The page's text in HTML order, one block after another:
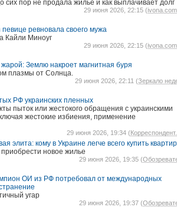
сих пор не продала жилье и как выплачивает долг
29 июня 2026, 22:15 (
ревновала своего мужа
Кайли Миноуг
29 июня 2026, 22:15 (
Землю накроет магнитная буря
плазмы от Солнца.
29 июня 2026, 22:11 (Зеркало
РФ украинских пленных
пыток или жестокого обращения с украинскими
жестокие избиения, применение
29 июня 2026, 19:34 (
элита: кому в Украине легче всего купить
новое жилье
29 июня 2026, 19:35 (
ОИ из РФ потребовал от международных
угар
29 июня 2026, 19:37 (